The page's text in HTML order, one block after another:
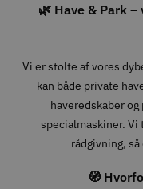
🌿 Have & Park
Vi er stolte af vores
kan både private
haveredskaber
specialmaskiner. Vi
rådgivning,
🧭